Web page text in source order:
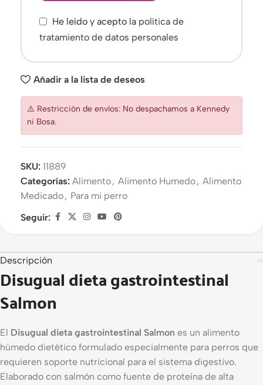
He leído y acepto la política de
tratamiento de datos personales
Añadir a la lista de deseos
⚠️ Restricción de envíos: No despachamos a Kennedy
ni Bosa.
SKU: 11889
Categorías: Alimento, Alimento Humedo, Alimento
Medicado, Para mi perro
Seguir:
Descripción
Disugual dieta gastrointestinal
Salmon
El Disugual dieta gastrointestinal Salmon es un alimento
húmedo dietético formulado especialmente para perros que
requieren soporte nutricional para el sistema digestivo.
Elaborado con salmón como fuente de proteína de alta